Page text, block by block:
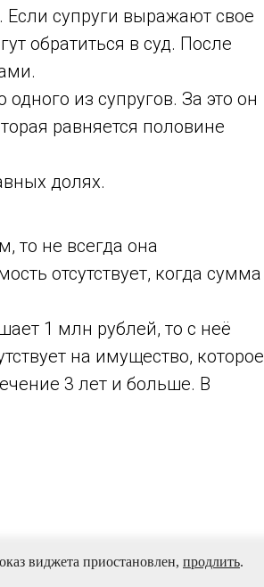
Если супруги выражают свое
обратиться в суд. После
из супругов. За это он
равняется половине
долях.
то не всегда она
отсутствует, когда сумма
1 млн рублей, то с неё
на имущество, которое
3 лет и больше. В
виджета приостановлен, продлить.